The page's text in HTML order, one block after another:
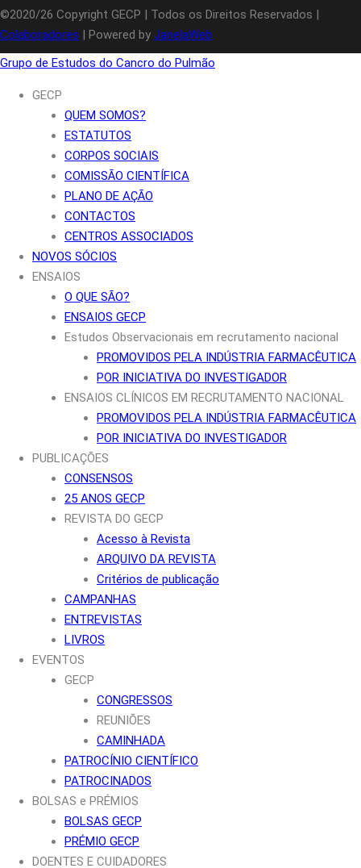
©2020/26 Copyright GECP | Todos os Direitos Reservados |
Colaboradores | Powered by JanelaWeb
Grupo de Estudos do Cancro do Pulmão
GECP
QUEM SOMOS?
ESTATUTOS
CORPOS SOCIAIS
COMISSÃO CIENTÍFICA
PLANO DE AÇÃO
CONTACTOS
CENTROS ASSOCIADOS
NOVOS SÓCIOS
ENSAIOS
O QUE SÃO?
ENSAIOS GECP
Estudos Observacionais em recrutamento nacional
PROMOVIDOS PELA INDÚSTRIA FARMACÊUTICA
POR INICIATIVA DO INVESTIGADOR
ENSAIOS CLÍNICOS EM RECRUTAMENTO NACIONAL
PROMOVIDOS PELA INDÚSTRIA FARMACÊUTICA
POR INICIATIVA DO INVESTIGADOR
PUBLICAÇÕES
CONSENSOS
25 ANOS GECP
REVISTA DO GECP
Acesso à Revista
ARQUIVO DA REVISTA
Critérios de publicação
CAMPANHAS
ENTREVISTAS
LIVROS
EVENTOS
GECP
CONGRESSOS
REUNIÕES
CAMINHADA
PATROCÍNIO CIENTÍFICO
PATROCINADOS
BOLSAS e PRÉMIOS
BOLSAS GECP
PRÉMIO GECP
DOENTES E CUIDADORES